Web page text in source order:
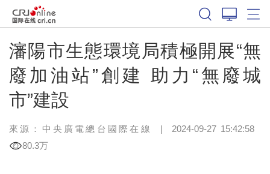
瀋陽市生態環境局積極開展“無
廢加油站”創建 助力“無廢城
市”建設
來源：中央廣電總台國際在線 | 2024-09-27 15:42:58
80.3万